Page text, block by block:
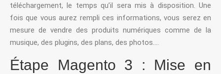
téléchargement, le temps qu’il sera mis à disposition. Une
fois que vous aurez rempli ces informations, vous serez en
mesure de vendre des produits numériques comme de la
musique, des plugins, des plans, des photos….
Étape Magento 3 : Mise en